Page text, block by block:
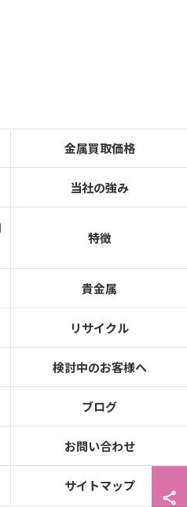
金属買取価格
当社の強み
特徴
貴金属
リサイクル
検討中のお客様へ
ブログ
お問い合わせ
サイトマップ